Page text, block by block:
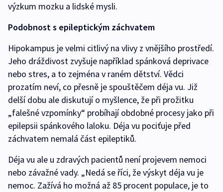
výzkum mozku a lidské mysli.
Podobnost s epileptickým záchvatem
Hipokampus je velmi citlivý na vlivy z vnějšího prostředí.
Jeho dráždivost zvyšuje například spánková deprivace
nebo stres, a to zejména v raném dětství. Vědci
prozatím neví, co přesně je spouštěčem déja vu. Již
delší dobu ale diskutují o myšlence, že při prožitku
„falešné vzpomínky“ probíhají obdobné procesy jako při
epilepsii spánkového laloku. Déja vu pociťuje před
záchvatem nemalá část epileptiků.
Déja vu ale u zdravých pacientů není projevem nemoci
nebo závažné vady. „Nedá se říci, že výskyt déja vu je
nemoc. Zažívá ho možná až 85 procent populace, je to